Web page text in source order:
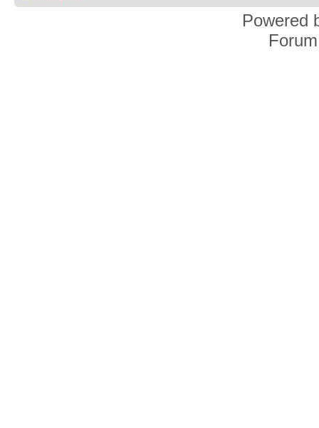
Powered